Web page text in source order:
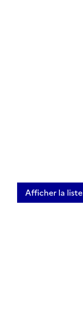
Afficher la liste